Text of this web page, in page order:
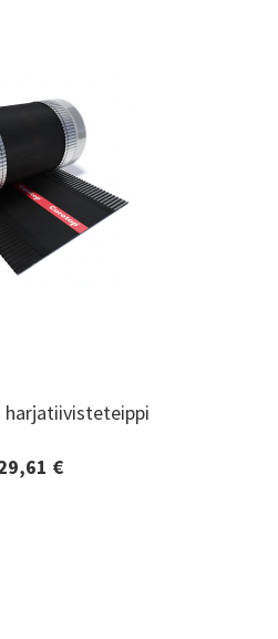
harjatiivisteteippi
€
harjatiivisteteippi
ja tilaaminen